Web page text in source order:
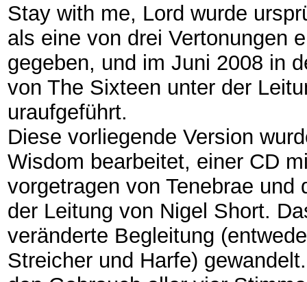
Stay with me, Lord wurde
als eine von drei Vertonungen
gegeben, und im Juni 2008 in
von The Sixteen unter der
uraufgeführt.
Diese vorliegende Version
Wisdom bearbeitet, einer CD
vorgetragen von Tenebrae
der Leitung von Nigel Short.
veränderte Begleitung
Streicher und Harfe)